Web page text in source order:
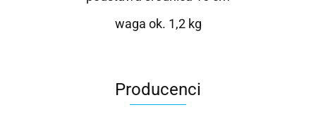
waga ok. 1,2 kg
Producenci